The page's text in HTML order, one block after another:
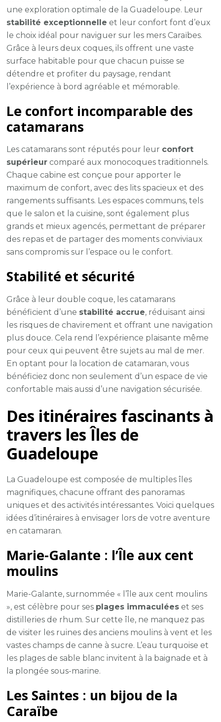
une exploration optimale de la Guadeloupe. Leur
stabilité exceptionnelle et leur confort font d’eux
le choix idéal pour naviguer sur les mers Caraïbes.
Grâce à leurs deux coques, ils offrent une vaste
surface habitable pour que chacun puisse se
détendre et profiter du paysage, rendant
l’expérience à bord agréable et mémorable.
Le confort incomparable des
catamarans
Les catamarans sont réputés pour leur confort
supérieur comparé aux monocoques traditionnels.
Chaque cabine est conçue pour apporter le
maximum de confort, avec des lits spacieux et des
rangements suffisants. Les espaces communs, tels
que le salon et la cuisine, sont également plus
grands et mieux agencés, permettant de préparer
des repas et de partager des moments conviviaux
sans compromis sur l’espace ou le confort.
Stabilité et sécurité
Grâce à leur double coque, les catamarans
bénéficient d’une stabilité accrue, réduisant ainsi
les risques de chavirement et offrant une navigation
plus douce. Cela rend l’expérience plaisante même
pour ceux qui peuvent être sujets au mal de mer.
En optant pour la location de catamaran, vous
bénéficiez donc non seulement d’un espace de vie
confortable mais aussi d’une navigation sécurisée.
Des itinéraires fascinants à
travers les Îles de
Guadeloupe
La Guadeloupe est composée de multiples îles
magnifiques, chacune offrant des panoramas
uniques et des activités intéressantes. Voici quelques
idées d’itinéraires à envisager lors de votre aventure
en catamaran.
Marie-Galante : l’Île aux cent
moulins
Marie-Galante, surnommée « l’île aux cent moulins
», est célèbre pour ses plages immaculées et ses
distilleries de rhum. Sur cette île, ne manquez pas
de visiter les ruines des anciens moulins à vent et les
vastes champs de canne à sucre. L’eau turquoise et
les plages de sable blanc invitent à la baignade et à
la plongée sous-marine.
Les Saintes : un bijou de la
Caraïbe